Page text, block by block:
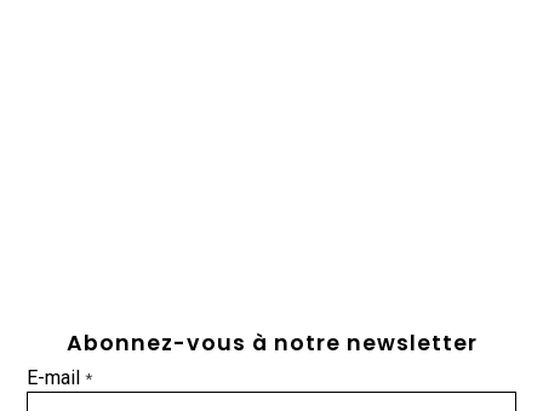
Abonnez-vous à notre newsletter
E-mail*